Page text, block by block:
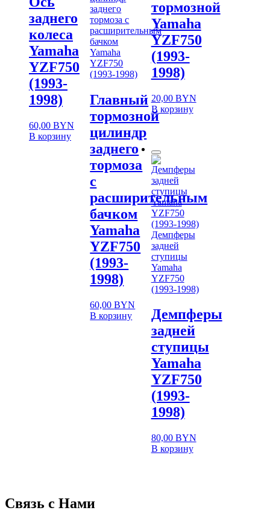
заднего
колеса
Yamaha
YZF750
(1993-
1998)
60,00 BYN
В корзину
заднего
тормоза с
расширительным
бачком
Yamaha
YZF750
(1993-1998)
Главный
тормозной
цилиндр
заднего
тормоза
с
расширительным
бачком
Yamaha
YZF750
(1993-
1998)
60,00BYN
В корзину
тормозной
Yamaha
YZF750
(1993-
1998)
20,00 BYN
В корзину
Демпферы
задней
ступицы
Yamaha
YZF750
(1993-1998)
Демпферы
задней
ступицы
Yamaha
YZF750
(1993-
1998)
80,00 BYN
В корзину
Связь с Нами